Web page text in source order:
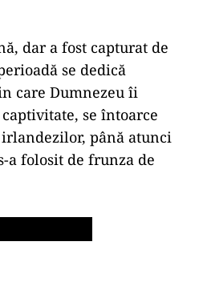
dar a fost capturat de
se dedică
care Dumnezeu îi
se întoarce
până atunci
folosit de frunza de